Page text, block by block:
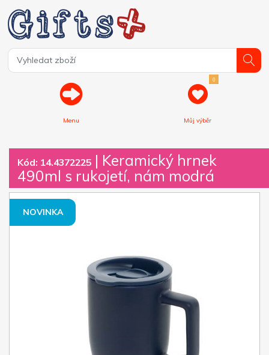
Menu
0
Můj výběr
Kód: 14.4372225 | Keramický hrnek
490ml s rukojetí, nám modrá
NOVINKA